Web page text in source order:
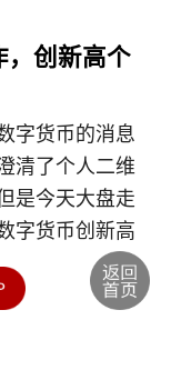
，创新高个
字货币的消息
清了个人二维
是今天大盘走
字货币创新高